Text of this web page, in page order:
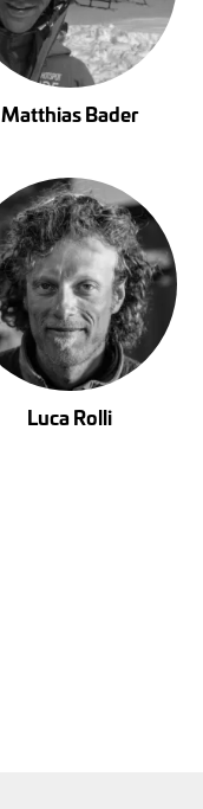
Matthias Bader
Luca Rolli